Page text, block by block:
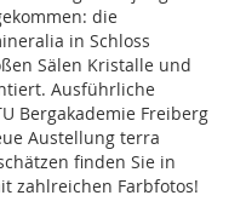
die
in Schloss
Sälen Kristalle und
Ausführliche
Bergakademie Freiberg
Austellung terra
finden Sie in
zahlreichen Farbfotos!